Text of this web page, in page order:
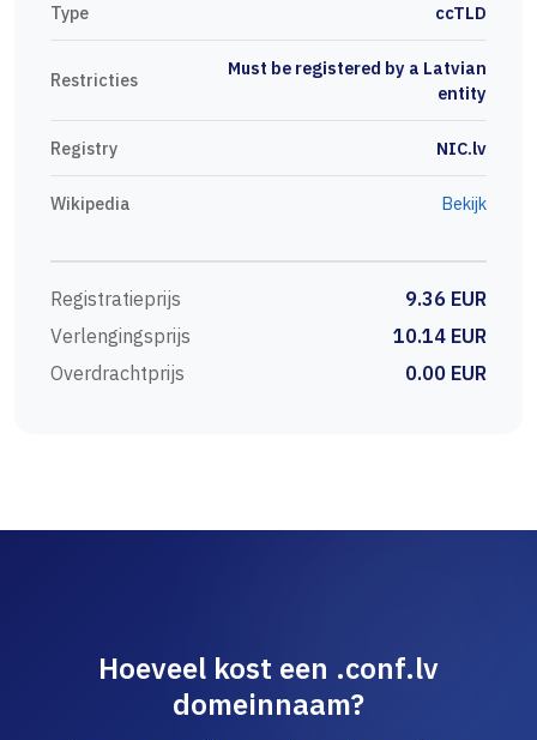
Type ccTLD
Restricties
Must be registered by a Latvian
entity
Registry NIC.lv
Wikipedia Bekijk
Registratieprijs
9.36 EUR
Verlengingsprijs
10.14 EUR
Overdrachtprijs
0.00 EUR
Hoeveel kost een .conf.lv
domeinnaam?